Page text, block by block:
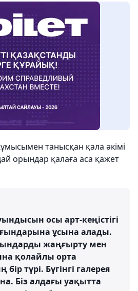
танысқан қала әкімі
орындар қалаға аса қажет
осы арт-кеңістігі
ұсына алады.
жаңғырту мен
қолайлы орта
түрі. Бүгінгі галерея
Біз алдағы уақытта